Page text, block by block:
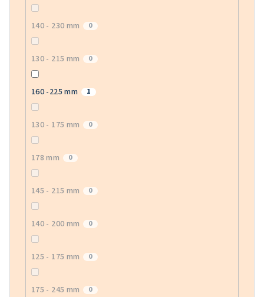
140 - 230 mm 0
130 - 215 mm 0
160 -225 mm 1
130 - 175 mm 0
178 mm 0
145 - 215 mm 0
140 - 200 mm 0
125 - 175 mm 0
175 - 245 mm 0